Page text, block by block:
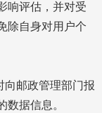
响评估，并对受
除自身对用户个
邮政管理部门报
数据信息。